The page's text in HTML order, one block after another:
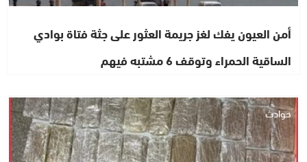
أمن العيون يفك لغز جريمة العثور على جثة فتاة بوادي
الساقية الحمراء وتوقف 6 مشتبه فيهم
حوادث